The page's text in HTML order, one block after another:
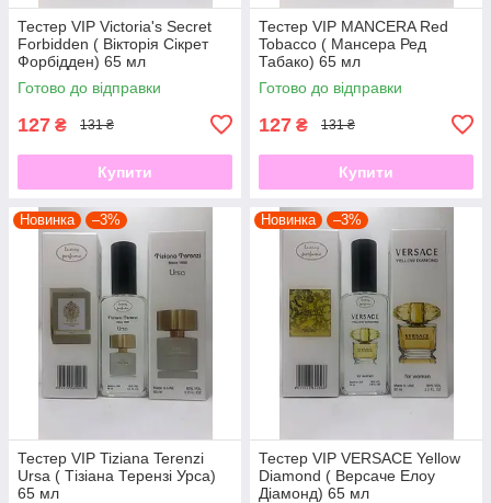
Тестер VIP Victoria's Secret
Forbidden ( Вікторія Сікрет
Форбідден) 65 мл
Готово до відправки
127 ₴ 131 ₴
Купити
Тестер VIP MANCERA Red
Tobacco ( Мансера Ред
Табако) 65 мл
Готово до відправки
127 ₴ 131 ₴
Купити
Новинка –3%
Тестер VIP Tiziana Terenzi
Ursa ( Тізіана Терензі Урса)
65 мл
Новинка –3%
Тестер VIP VERSACE Yellow
Diamond ( Версаче Елоу
Діамонд) 65 мл